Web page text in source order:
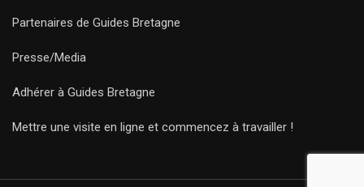
Partenaires de Guides Bretagne
Presse/Media
Adhérer à Guides Bretagne
Mettre une visite en ligne et commencez à travailler !